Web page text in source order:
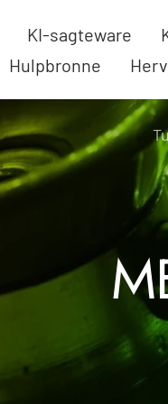
KI-sagteware
Hulpbronne